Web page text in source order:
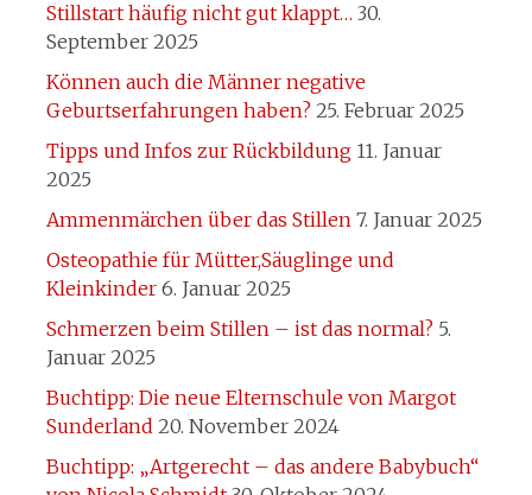
Stillstart häufig nicht gut klappt… 30.
September 2025
Können auch die Männer negative
Geburtserfahrungen haben? 25. Februar 2025
Tipps und Infos zur Rückbildung 11. Januar
2025
Ammenmärchen über das Stillen 7. Januar 2025
Osteopathie für Mütter,Säuglinge und
Kleinkinder 6. Januar 2025
Schmerzen beim Stillen – ist das normal? 5.
Januar 2025
Buchtipp: Die neue Elternschule von Margot
Sunderland 20. November 2024
Buchtipp: „Artgerecht – das andere Babybuch“